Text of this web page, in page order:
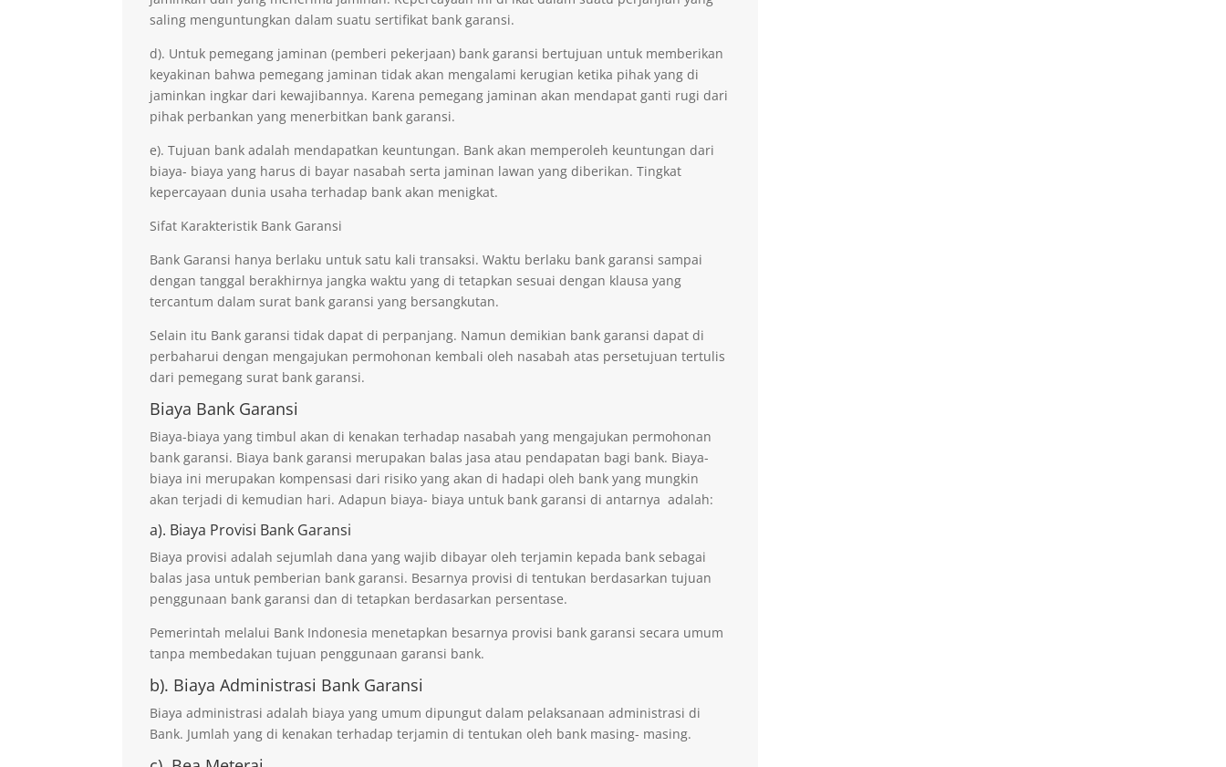
saling menguntungkan dalam suatu sertifikat bank garansi.
d). Untuk pemegang jaminan (pemberi pekerjaan) bank garansi bertujuan untuk memberikan
keyakinan bahwa pemegang jaminan tidak akan mengalami kerugian ketika pihak yang di
jaminkan ingkar dari kewajibannya. Karena pemegang jaminan akan mendapat ganti rugi dari
pihak perbankan yang menerbitkan bank garansi.
e). Tujuan bank adalah mendapatkan keuntungan. Bank akan memperoleh keuntungan dari
biaya- biaya yang harus di bayar nasabah serta jaminan lawan yang diberikan. Tingkat
kepercayaan dunia usaha terhadap bank akan menigkat.
Sifat Karakteristik Bank Garansi
Bank Garansi hanya berlaku untuk satu kali transaksi. Waktu berlaku bank garansi sampai
dengan tanggal berakhirnya jangka waktu yang di tetapkan sesuai dengan klausa yang
tercantum dalam surat bank garansi yang bersangkutan.
Selain itu Bank garansi tidak dapat di perpanjang. Namun demikian bank garansi dapat di
perbaharui dengan mengajukan permohonan kembali oleh nasabah atas persetujuan tertulis
dari pemegang surat bank garansi.
Biaya Bank Garansi
Biaya-biaya yang timbul akan di kenakan terhadap nasabah yang mengajukan permohonan
bank garansi. Biaya bank garansi merupakan balas jasa atau pendapatan bagi bank. Biaya-
biaya ini merupakan kompensasi dari risiko yang akan di hadapi oleh bank yang mungkin
akan terjadi di kemudian hari. Adapun biaya- biaya untuk bank garansi di antarnya adalah:
a). Biaya Provisi Bank Garansi
Biaya provisi adalah sejumlah dana yang wajib dibayar oleh terjamin kepada bank sebagai
balas jasa untuk pemberian bank garansi. Besarnya provisi di tentukan berdasarkan tujuan
penggunaan bank garansi dan di tetapkan berdasarkan persentase.
Pemerintah melalui Bank Indonesia menetapkan besarnya provisi bank garansi secara umum
tanpa membedakan tujuan penggunaan garansi bank.
b). Biaya Administrasi Bank Garansi
Biaya administrasi adalah biaya yang umum dipungut dalam pelaksanaan administrasi di
Bank. Jumlah yang di kenakan terhadap terjamin di tentukan oleh bank masing- masing.